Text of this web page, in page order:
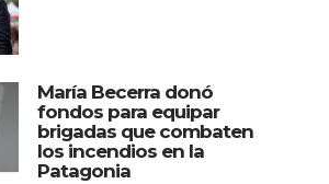
María Becerra donó
fondos para equipar
brigadas que combaten
los incendios en la
Patagonia